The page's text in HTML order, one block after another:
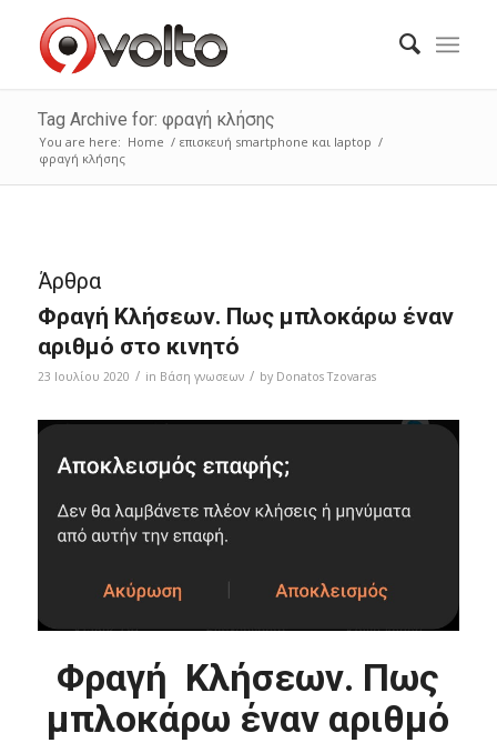
Tag Archive for: φραγή κλήσης
You are here: Home / επισκευή smartphone και laptop /
φραγή κλήσης
Άρθρα
Φραγή Κλήσεων. Πως μπλοκάρω έναν
αριθμό στο κινητό
23 Ιουλίου 2020 / in Bάση γνωσεων / by Donatos Tzovaras
Φραγή Κλήσεων. Πως
μπλοκάρω έναν αριθμό